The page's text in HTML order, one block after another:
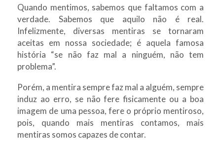
Quando mentimos, sabemos que faltamos com a
verdade. Sabemos que aquilo não é real.
Infelizmente, diversas mentiras se tornaram
aceitas em nossa sociedade; é aquela famosa
história “se não faz mal a ninguém, não tem
problema”.
Porém, a mentira sempre faz mal a alguém, sempre
induz ao erro, se não fere fisicamente ou a boa
imagem de uma pessoa, fere o próprio mentiroso,
pois, quando mais mentiras contamos, mais
mentiras somos capazes de contar.